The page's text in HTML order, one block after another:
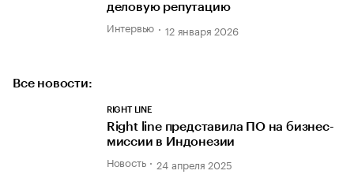
деловую репутацию
Интервью 12 января 2026
Все новости:
RIGHT LINE
Right line представила ПО на бизнес-
миссии в Индонезии
Новость 24 апреля 2025